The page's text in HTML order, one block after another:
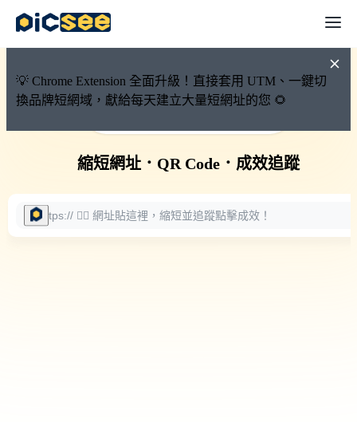
💡 Chrome Extension 全面升級！直接套用 UTM、一鍵切
換品牌短網域，獻給每天建立大量短網址的您 🌻
🚀 PicSee 短網址永久有效
縮短網址． QR Code． 成效追蹤